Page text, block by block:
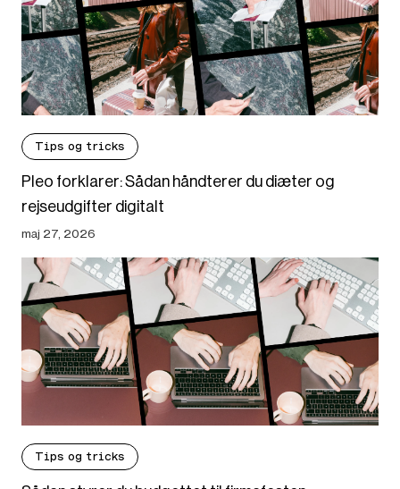
Tips og tricks
Pleo forklarer: Sådan håndterer du diæter og
rejseudgifter digitalt
maj 27, 2026
Tips og tricks